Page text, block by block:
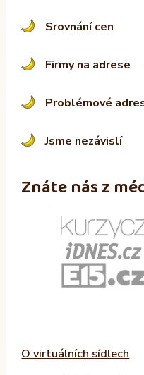
Srovnání cen
Firmy na adrese
Problémové
Jsme nezávislí
Znáte nás z
O virtuálních sídlech